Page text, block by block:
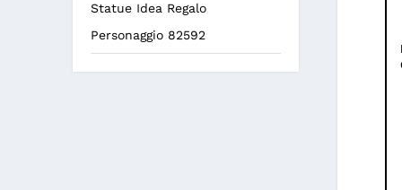
Statue Idea Regalo
Personaggio 82592